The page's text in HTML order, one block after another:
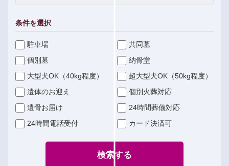
条件を選択
駐車場
共同墓
個別墓
納骨堂
大型犬OK（40kg程度）
超大型犬OK（50kg程度）
遺体のお迎え
個別火葬対応
遺骨お届け
24時間葬儀対応
24時間電話受付
カード決済可
検索する